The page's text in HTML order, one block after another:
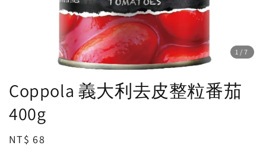
1 /7
Coppola 義大利去皮整粒番茄
400g
Regular
NT$ 68